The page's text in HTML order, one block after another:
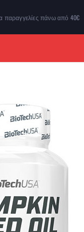
παραγγελίες πάνω από 40€